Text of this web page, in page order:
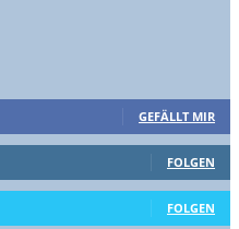
GEFÄLLT MIR
FOLGEN
FOLGEN